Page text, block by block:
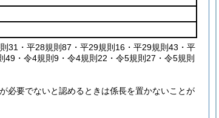
31・平28規則87・平29規則16・平29規則43・平
・令4規則9・令4規則22・令5規則27・令5規則
必要でないと認めるときは係長を置かないことが